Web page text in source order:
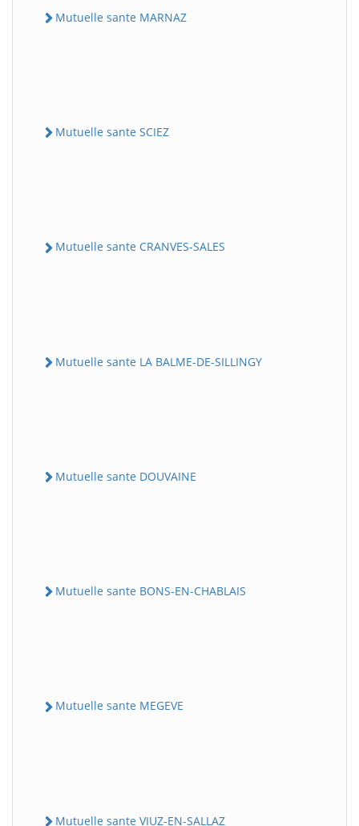
Mutuelle sante MARNAZ
Mutuelle sante SCIEZ
Mutuelle sante CRANVES-SALES
Mutuelle sante LA BALME-DE-SILLINGY
Mutuelle sante DOUVAINE
Mutuelle sante BONS-EN-CHABLAIS
Mutuelle sante MEGEVE
Mutuelle sante VIUZ-EN-SALLAZ